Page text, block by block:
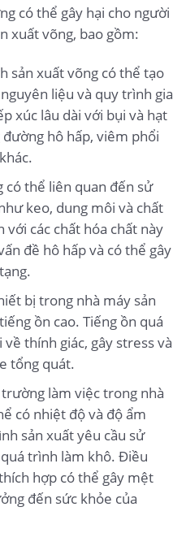
có thể gây hại cho người
xuất võng, bao gồm:
sản xuất võng có thể tạo
liệu và quy trình gia
xúc lâu dài với bụi và hạt
hô hấp, viêm phổi
có thể liên quan đến sử
keo, dung môi và chất
với các chất hóa chất này
đề hô hấp và có thể gây
bị trong nhà máy sản
ồn cao. Tiếng ồn quá
thính giác, gây stress và
tổng quát.
làm việc trong nhà
có nhiệt độ và độ ẩm
sản xuất yêu cầu sử
trình làm khô. Điều
hợp có thể gây mệt
đến sức khỏe của